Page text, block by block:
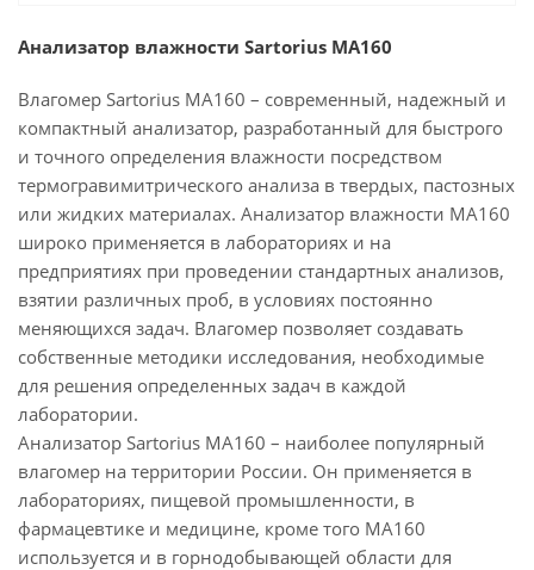
Анализатор влажности Sartorius MA160
Влагомер Sartorius MA160 – современный, надежный и
компактный анализатор, разработанный для быстрого
и точного определения влажности посредством
термогравимитрического анализа в твердых, пастозных
или жидких материалах. Анализатор влажности MA160
широко применяется в лабораториях и на
предприятиях при проведении стандартных анализов,
взятии различных проб, в условиях постоянно
меняющихся задач. Влагомер позволяет создавать
собственные методики исследования, необходимые
для решения определенных задач в каждой
лаборатории.
Анализатор Sartorius MA160 – наиболее популярный
влагомер на территории России. Он применяется в
лабораториях, пищевой промышленности, в
фармацевтике и медицине, кроме того MA160
используется и в горнодобывающей области для